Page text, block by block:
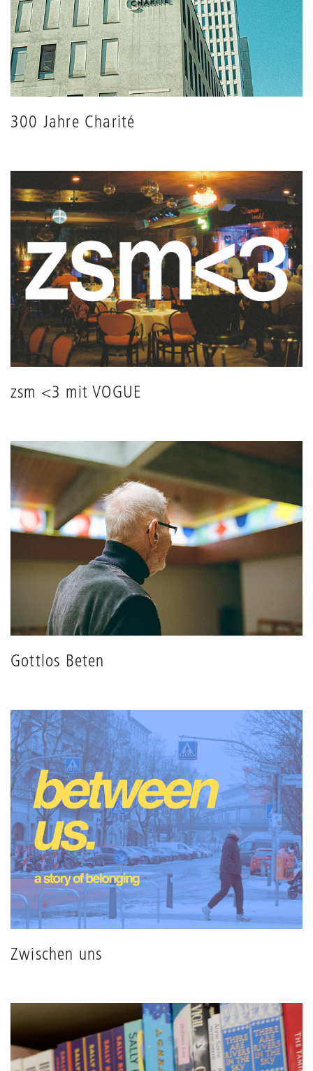
300 Jahre Charité
zsm <3 mit VOGUE
Gottlos Beten
Zwischen uns